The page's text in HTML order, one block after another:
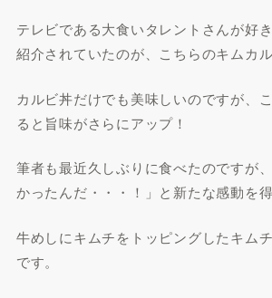
テレビである大食いタレントさんが好
紹介されていたのが、こちらのキムカル
カルビ丼だけでも美味しいのですが、
ると旨味がさらにアップ！
筆者も最近久しぶりに食べたのですが
かったんだ・・・！」と新たな感動を得
牛めしにキムチをトッピングしたキム
です。